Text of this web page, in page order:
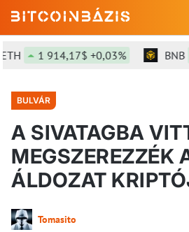
1 914,17$ +0,03% BNB
BULVÁR
A SIVATAGBA
MEGSZEREZZÉK
ÁLDOZAT
Tomasito